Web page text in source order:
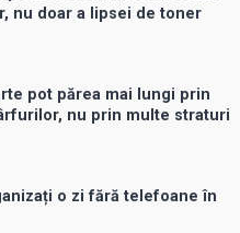
nu doar a lipsei de toner
pot părea mai lungi prin
nu prin multe straturi
o zi fără telefoane în